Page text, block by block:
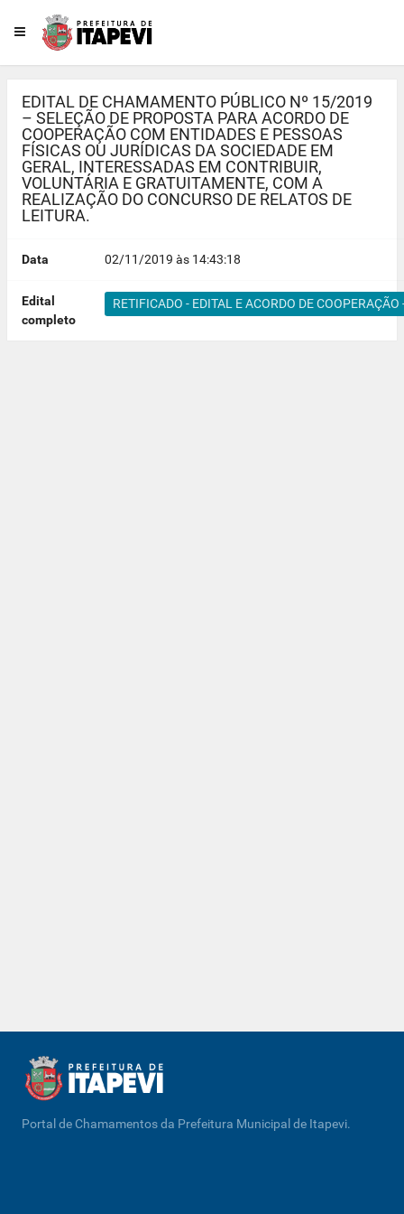
EDITAL DE CHAMAMENTO PÚBLICO Nº 15/2019
– SELEÇÃO DE PROPOSTA PARA ACORDO DE
COOPERAÇÃO COM ENTIDADES E PESSOAS
FÍSICAS OU JURÍDICAS DA SOCIEDADE EM
GERAL, INTERESSADAS EM CONTRIBUIR,
VOLUNTÁRIA E GRATUITAMENTE, COM A
REALIZAÇÃO DO CONCURSO DE RELATOS DE
LEITURA.
Data 02/11/2019 às 14:43:18
Edital
completo
RETIFICADO - EDITAL E ACORDO DE
Portal de Chamamentos da Prefeitura Municipal de Itapevi.